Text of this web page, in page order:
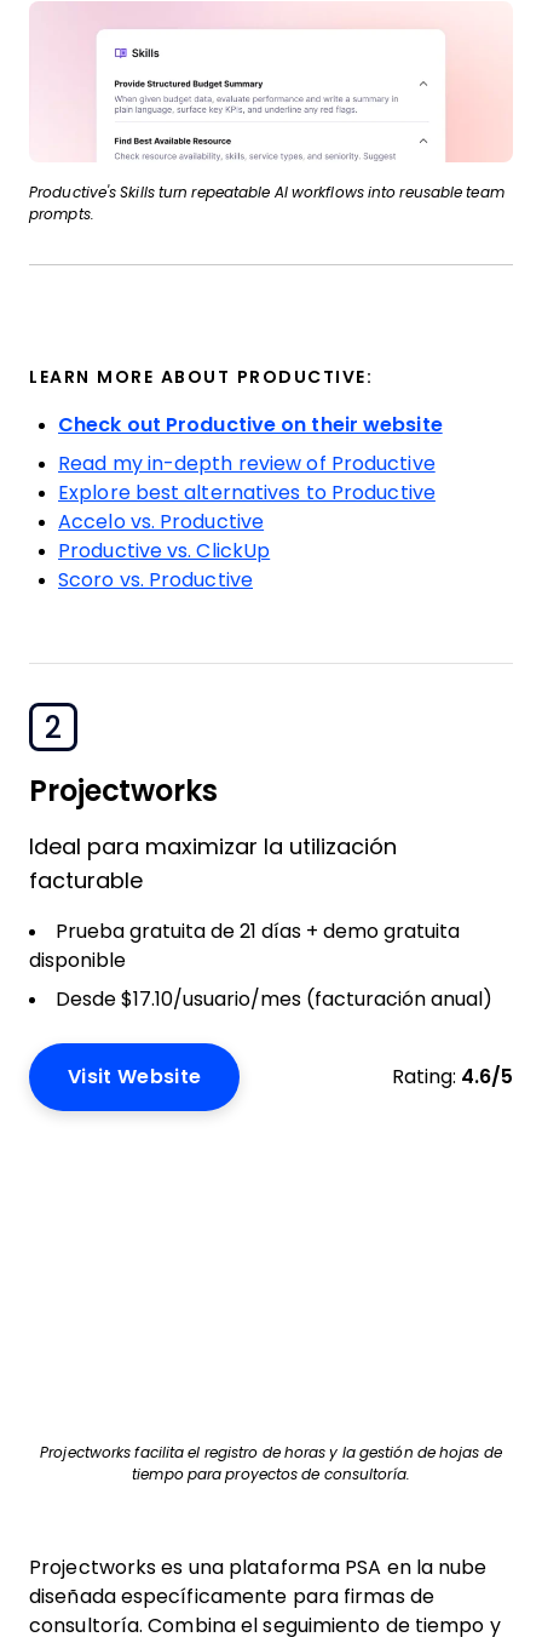
Productive's Skills turn repeatable AI workflows into reusable team
prompts.
LEARN MORE ABOUT PRODUCTIVE:
Check out Productive on their website
Read my in-depth review of Productive
Explore best alternatives to Productive
Accelo vs. Productive
Productive vs. ClickUp
Scoro vs. Productive
2
Projectworks
Ideal para maximizar la utilización
facturable
Prueba gratuita de 21 días + demo gratuita
disponible
Desde $17.10/usuario/mes (facturación anual)
Visit Website Rating: 4.6/5
Projectworks facilita el registro de horas y la gestión de hojas de
tiempo para proyectos de consultoría.
Projectworks es una plataforma PSA en la nube
diseñada específicamente para firmas de
consultoría. Combina el seguimiento de tiempo y